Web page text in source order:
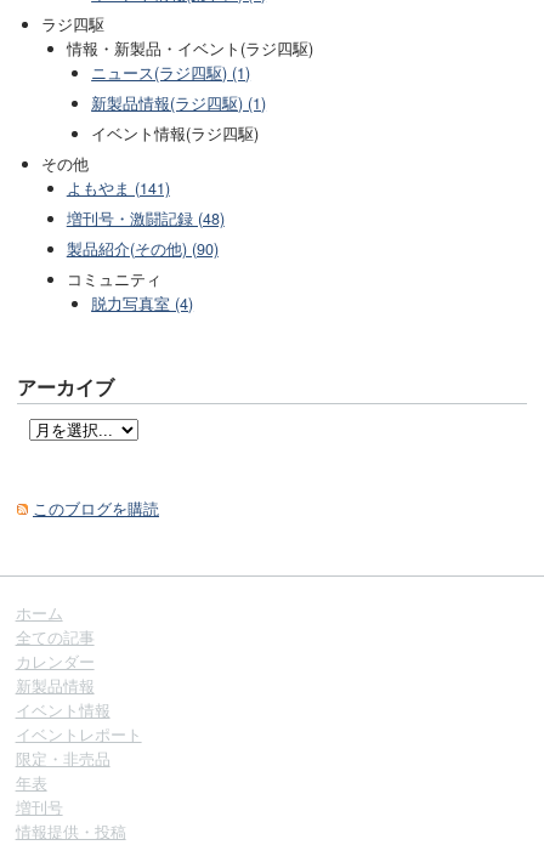
ラジ四駆
情報・新製品・イベント(ラジ四駆)
ニュース(ラジ四駆) (1)
新製品情報(ラジ四駆) (1)
イベント情報(ラジ四駆)
その他
よもやま (141)
増刊号・激闘記録 (48)
製品紹介(その他) (90)
コミュニティ
脱力写真室 (4)
アーカイブ
このブログを購読
ホーム
全ての記事
カレンダー
新製品情報
イベント情報
イベントレポート
限定・非売品
年表
増刊号
情報提供・投稿